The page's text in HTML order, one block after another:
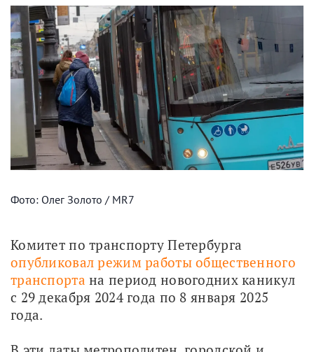
Фото: Олег Золото / MR7
опубликовал режим работы общественного
транспорта на период новогодних каникул
с 29 декабря 2024 года по 8 января 2025
года.